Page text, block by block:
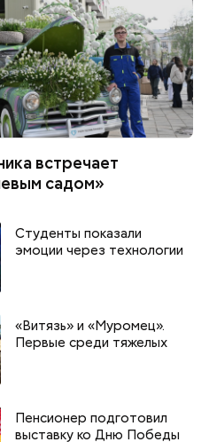
встречает
садом»
Студенты показали
эмоции через технологии
«Витязь» и «Муромец».
Первые среди тяжелых
Пенсионер подготовил
выставку ко Дню Победы